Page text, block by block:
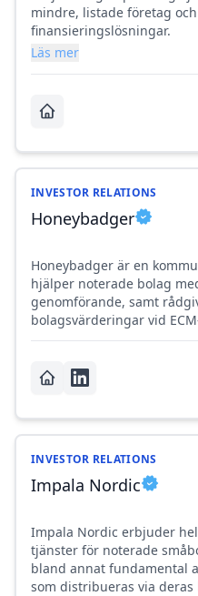
mindre, listade företag
finansieringslösningar.
Läs mer
INVESTOR RELATIONS
Honeybadger
Honeybadger är en
hjälper noterade bolag
genomförande, samt
bolagsvärderingar vid
INVESTOR RELATIONS
Impala Nordic
Impala Nordic erbjuder
tjänster för noterade
bland annat fundamental
som distribueras via deras